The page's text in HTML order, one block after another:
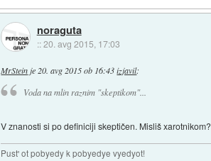
noraguta
::20. avg 2015, 17:03
MrSteinje20. avg 2015 ob 16:43 izjavil:
Voda na mlin raznim "skeptikom"...
V znanosti si po definiciji skeptičen. Misliš xarotnikom?
Pust' ot pobyedy k pobyedye vyedyot!